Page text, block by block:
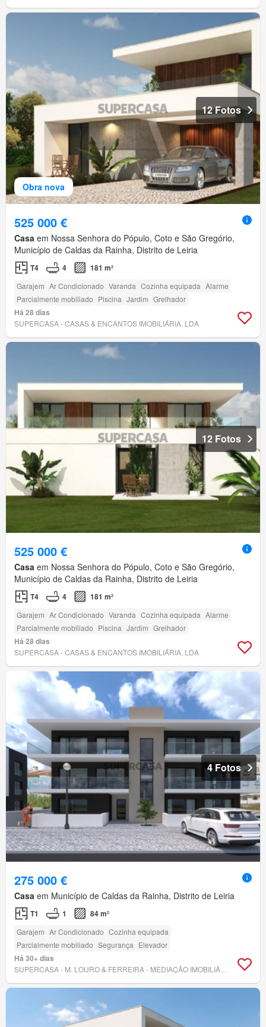
Obra nova
12 Fotos
525 000 €
Casa em Nossa Senhora do Pópulo, Coto e São Gregório,
Município de Caldas da Rainha, Distrito de Leiria
T4 4 181 m²
Garajem Ar Condicionado Varanda Cozinha equipada Alarme
Parcialmente mobiliado Piscina Jardim Grelhador
Há 28 dias
SUPERCASA - CASAS & ENCANTOS IMOBILIÁRIA, LDA
12 Fotos
525 000 €
Casa em Nossa Senhora do Pópulo, Coto e São Gregório,
Município de Caldas da Rainha, Distrito de Leiria
T4 4 181 m²
Garajem Ar Condicionado Varanda Cozinha equipada Alarme
Parcialmente mobiliado Piscina Jardim Grelhador
Há 28 dias
SUPERCASA - CASAS & ENCANTOS IMOBILIÁRIA, LDA
4 Fotos
275 000 €
Casa em Município de Caldas da Rainha, Distrito de Leiria
T1 1 84 m²
Garajem Ar Condicionado Cozinha equipada
Parcialmente mobiliado Segurança Elevador
Há 30+ dias